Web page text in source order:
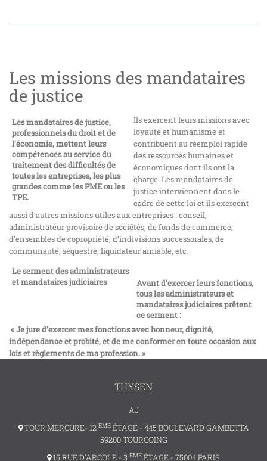
Les missions des mandataires
de justice
Les mandataires de justice,
professionnels du droit et de
l’économie, mettent leurs
compétences au service du
traitement des difficultés de
toutes les entreprises, les plus
grandes comme les PME ou les
TPE.
Ils exercent leurs missions avec
loyauté et humanisme et
contribuent au réemploi rapide
des ressources humaines et
économiques dont ils ont la
charge. Les mandataires de
justice interviennent dans le
cadre de cette loi et ils exercent
aussi d’autres missions utiles aux entreprises : conseil,
administrateur provisoire de sociétés, de fonds de commerce,
d’ensembles de copropriété, d’indivisions successorales, de
communauté, séquestre, liquidateur amiable, etc.
Le serment des administrateurs
et mandataires judiciaires
Avant d’exercer leurs fonctions,
tous les administrateurs et
mandataires judiciaires prêtent
ce serment :
« Je jure d’exercer mes fonctions avec honneur, dignité,
indépendance et probité, et de me conformer en toute occasion aux
lois et règlements de ma profession. »
THYSEN
AJ
TOUR MERCURE- 12 ÈMEÉTAGE - 445 BOULEVARD GAMBETTA
59200 TOURCOING
15 RUE D'ARCOLE - 3 ÈME ÉTAGE - 75004 PARIS